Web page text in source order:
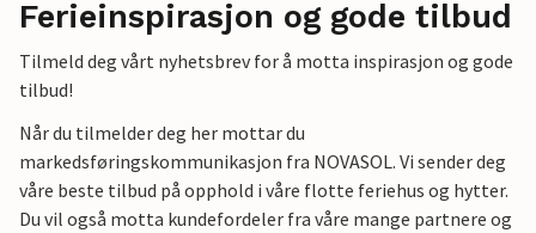
Ferieinspirasjon og gode tilbud
Tilmeld deg vårt nyhetsbrev for å motta inspirasjon og gode
tilbud!
Når du tilmelder deg her mottar du
markedsføringskommunikasjon fra NOVASOL. Vi sender deg
våre beste tilbud på opphold i våre flotte feriehus og hytter.
Du vil også motta kundefordeler fra våre mange partnere og